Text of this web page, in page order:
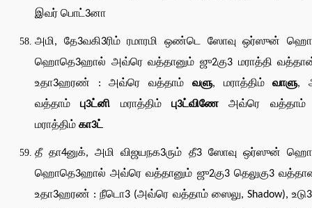
இவர் பொட்3னா
அமி, தே3வகி3ரிம் ரமாரமி ஒண்டெ ஸோவு ஒர்ஸுன்
ஹொதெ3ஹால் அவ்ரெ வத்தானும் ஜு2கு3 மராத்தி
உதா3ஹரண் : அவ்ரெ வத்தாம் வளு, மராத்திம்வாளு,
வத்தாம்பு3ட்னி மராத்திம்பு3ட்விணே அவ்ரெ
மராத்திம் கா3ட்
தீ தா4னுக், அமி விஜயநக3ரும் தீ3 ஸோவு ஒர்ஸுன்
ஹொதெ3ஹால் அவ்ரெ வத்தானும் ஜு2கு3 தெலுகு3
உதா3ஹரண் : நீடொ3 (அவ்ரெ வத்தாம் ஸைலு, Shadow),